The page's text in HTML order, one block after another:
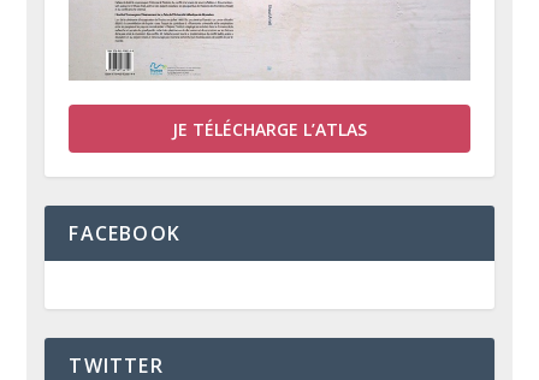
JE TÉLÉCHARGE L’ATLAS
FACEBOOK
TWITTER